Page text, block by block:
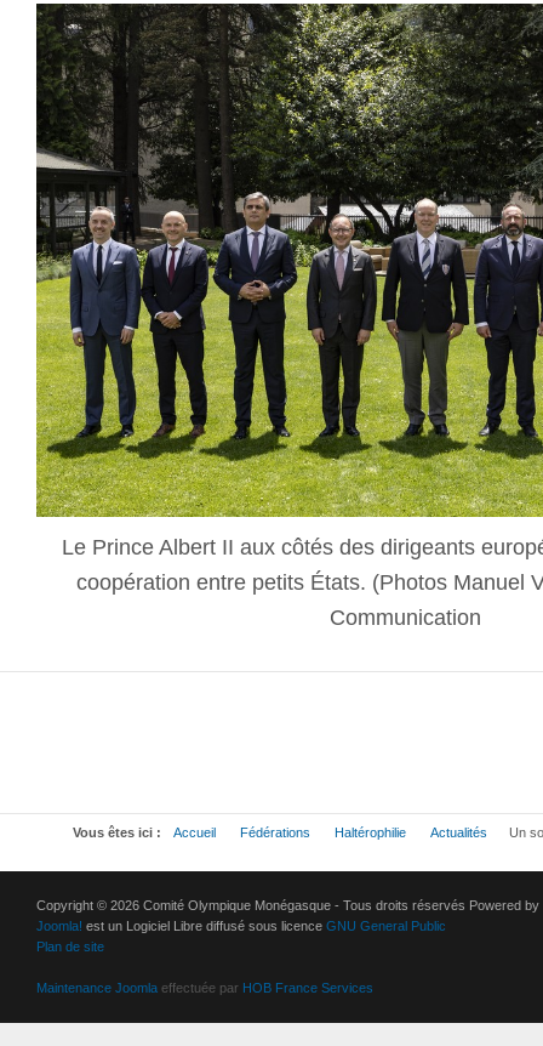
Le Prince Albert II aux côtés des dirigeants
coopération entre petits États. (Photos Manuel
Communication
Vous êtes ici : Accueil Fédérations Haltérophilie Actualités Un
Copyright © 2026 Comité Olympique Monégasque - Tous droits réservés Powered by
Joomla! est un Logiciel Libre diffusé sous licence GNU General Public
Plan de site
Maintenance Joomla effectuée par HOB France Services